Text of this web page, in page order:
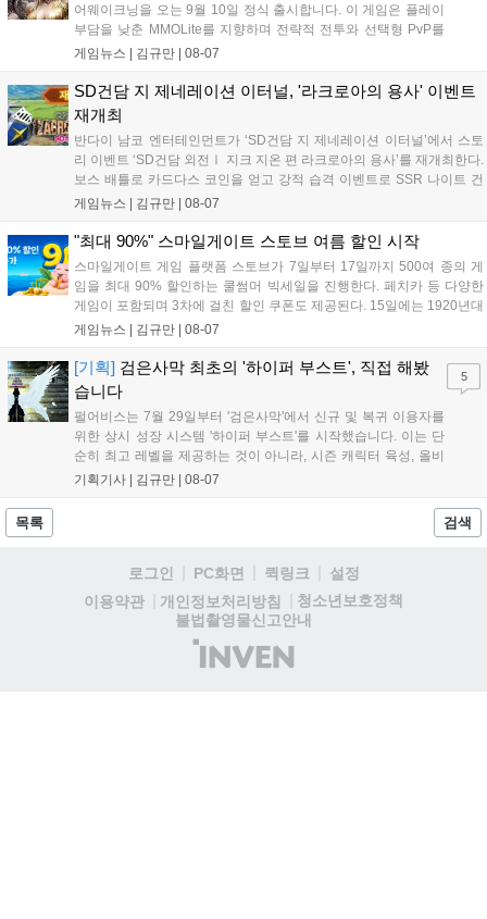
어웨이크닝을 오는 9월 10일 정식 출시합니다. 이 게임은 플레이
부담을 낮춘 MMOLite를 지향하며 전략적 전투와 선택형 PvP를
특징으로 합니다. 현재 공식 홈페이지와 앱 마켓에서 사전등록을
니다. 또한 카카오톡 채널 추가 시 주차별 스페셜 쿠폰과 한정 스
킨, 경품 이벤트 등 풍성한 혜택을 마련해 이용자들의 기대를 모
으고 있습니다....
게임뉴스 | 김규만 08-07
SD건담 지 제네레이션 이터널, '라크로아의 용사' 이벤트
재개최
반다이 남코 엔터테인먼트가 ‘SD건담 지 제네레이션 이터널’에서 스토
리 이벤트 ‘SD건담 외전Ⅰ 지크 지온 편 라크로아의 용사’를 재개최한다.
보스 배틀로 카드다스 코인을 얻고 강적 습격 이벤트로 SSR 나이트 건
담을 획득할 수 있다. 로그인 보너스로 최대 다이아 3,000개를 지급하며,
원 증정한다. 또한 9월 30일까지 공식 유튜브에서 특별 프로그램을 시청
할 수 있다....
게임뉴스 | 김규만 08-07
"최대 90%" 스마일게이트 스토브 여름 할인 시작
스마일게이트 게임 플랫폼 스토브가 7일부터 17일까지 500여 종의 게
임을 최대 90% 할인하는 쿨썸머 빅세일을 진행한다. 페치카 등 다양한
게임이 포함되며 3차에 걸친 할인 쿠폰도 제공된다. 15일에는 1920년대
경성 배경의 신작 그날의 신문이 출시되며, 15일부터 17일까지는 국내
은 공식 페이지에서 확인 가능하다....
게임뉴스 | 김규만 08-07
[기획] 검은사막 최초의 '하이퍼 부스트', 직접 해봤
습니다
펄어비스는 7월 29일부터 '검은사막'에서 신규 및 복귀 이용자를
위한 상시 성장 시스템 '하이퍼 부스트'를 시작했습니다. 이는 단
순히 최고 레벨을 제공하는 것이 아니라, 시즌 캐릭터 육성, 올비
아 아카데미 수료, 아침의 나라 설화 진행 등 4단계 과정을 통해
용자는 과제를 완수하며 동(V) 투발라 장비와 검은별 무기, 카라
기획기사 | 김규만 08-07
5
목록 검색
로그인 PC화면 퀵링크
설정
이용약관
개인정보처리방침
청소년보호정책
불법촬영물신고안내
(주)
인